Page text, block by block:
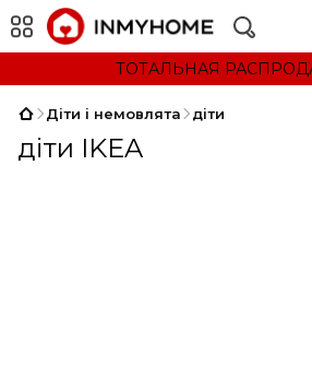
ТОТАЛЬНАЯ
Діти і немовлята діти
діти IKEA